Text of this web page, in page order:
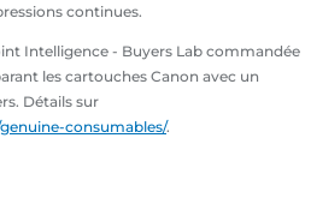
continues.
Intelligence - Buyers Lab commandée
les cartouches Canon avec un
Détails sur
consumables/.